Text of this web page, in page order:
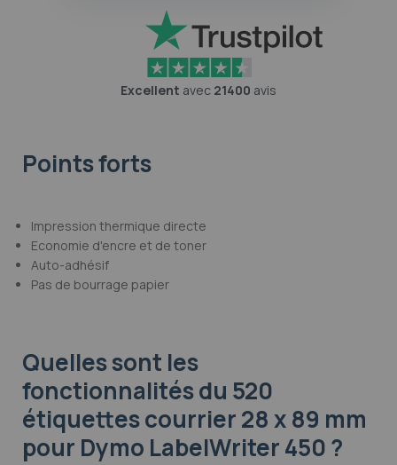
Excellent avec 21400 avis
Points forts
Impression thermique directe
Economie d'encre et de toner
Auto-adhésif
Pas de bourrage papier
Quelles sont les
fonctionnalitésdu 520
étiquettes courrier 28 x 89 mm
pour Dymo LabelWriter 450 ?